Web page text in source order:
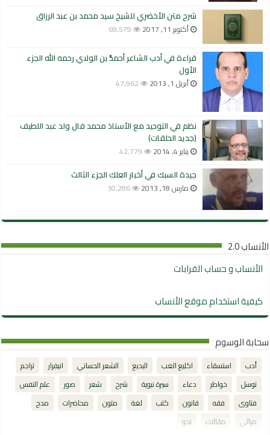
شرح متن الأخضري للشيخ سيد محمد بن عبد الرزاق
أكتوبر 11, 2017 69,579
قراءة في أدب الشاعر أحمدُّ بن الولاي رحمه الله الجزء
الأول
أبريل 1, 2013 47,962
نظم في التوحيد مع الأستاذ محمد فال ولد عبد اللطيف
(جديد الحلقات)
يناير 4, 2014 42,779
جيدة السبك في أخبار العلك الجزء الثالث
مارس 18, 2013 30,286
الأنساب 2.0
الأنساب و حساب القرابات
كيفية استخدام موقع الأنساب
سحابة الوسوم
أدب استسقاء اكليع الغب البديع الشعر الحساني انيفرار
تراجم
توسل
خواطر دعاء سيرة نبوية شرح شعر صور
علم النفس
فتاوى
فقه قانون كتب لغة متون محاضرات
مدح
مراثي
مقالات نحو